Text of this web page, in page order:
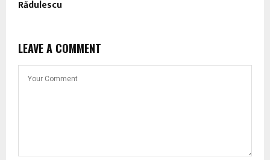
Rădulescu
LEAVE A COMMENT